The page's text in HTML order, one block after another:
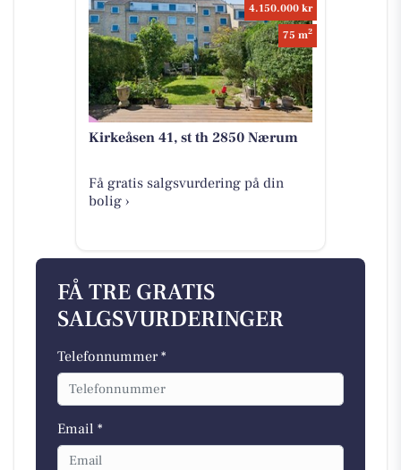
4.150.000 kr
75 m2
Kirkeåsen 41, st th 2850 Nærum
Få gratis salgsvurdering på din
bolig ›
FÅ TRE GRATIS
SALGSVURDERINGER
Telefonnummer *
Email *